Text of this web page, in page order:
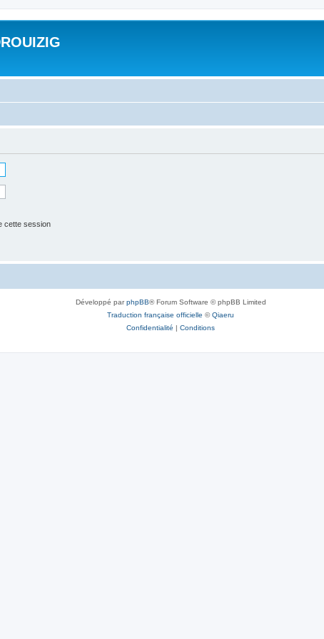
cette session
Développé parphpBB® Forum Software © phpBB Limited
Traduction française officielle ©Qiaeru
Confidentialité | Conditions